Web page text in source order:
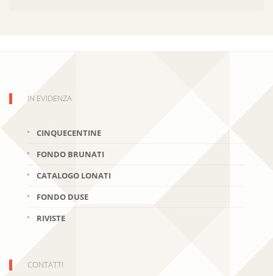
IN EVIDENZA
CINQUECENTINE
FONDO BRUNATI
CATALOGO LONATI
FONDO DUSE
RIVISTE
CONTATTI